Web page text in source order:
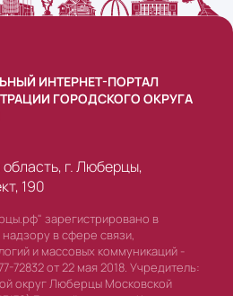
ИНТЕРНЕТ-ПОРТАЛ
ГОРОДСКОГО ОКРУГА
г. Люберцы,
190
зарегистрировано в
в сфере связи,
и массовых коммуникаций -
72832 от 22 мая 2018. Учредитель:
округ Люберцы Московской